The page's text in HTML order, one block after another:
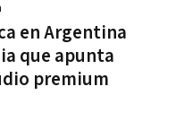
en Argentina
que apunta
premium